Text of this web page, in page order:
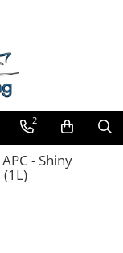
2
- Shiny
(1L)